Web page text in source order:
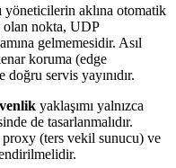
yöneticilerin aklına otomatik
olan nokta, UDP
gelmemesidir. Asıl
koruma (edge
servis yayınıdır.
yaklaşımı yalnızca
de tasarlanmalıdır.
(ters vekil sunucu) ve